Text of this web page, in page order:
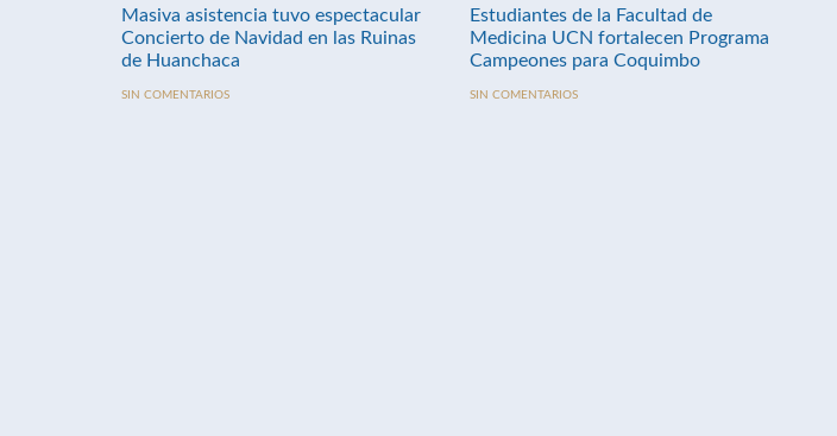
Masiva asistencia tuvo espectacular
Concierto de Navidad en las Ruinas
de Huanchaca
SIN COMENTARIOS
Estudiantes de la Facultad de
Medicina UCN fortalecen Programa
Campeones para Coquimbo
SIN COMENTARIOS